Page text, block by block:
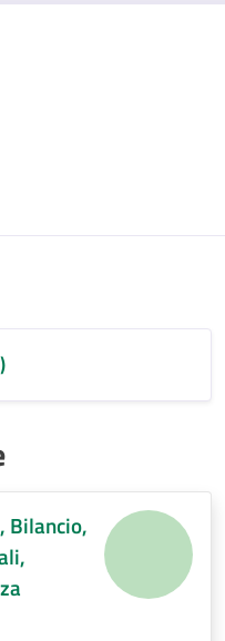
Bilancio,